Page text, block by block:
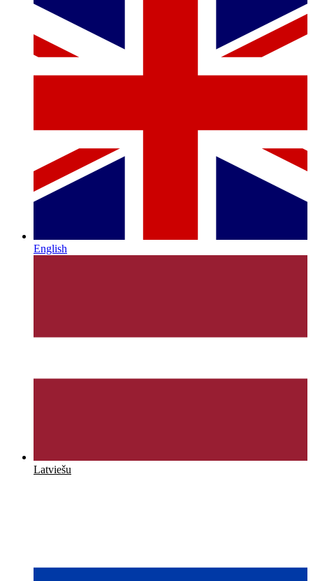
English
Latviešu